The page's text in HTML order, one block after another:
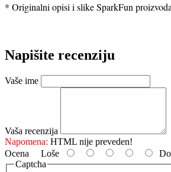
* Originalni opisi i slike SparkFun
Napišite recenziju
Vaše ime
Vaša recenzija
Napomena: HTML nije preveden!
Ocena Loše
Captcha